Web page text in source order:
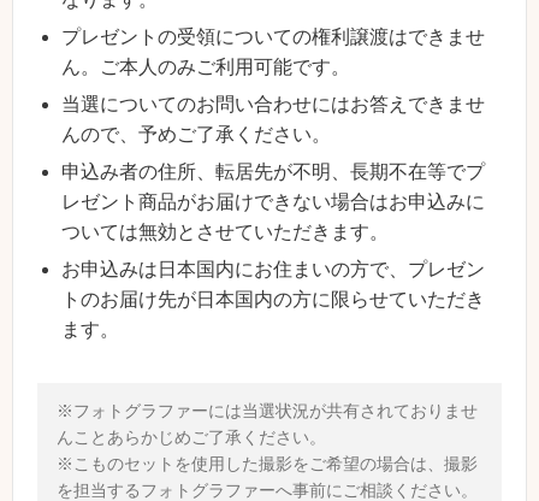
プレゼントの受領についての権利譲渡はできませ
ん。ご本人のみご利用可能です。
当選についてのお問い合わせにはお答えできませ
んので、予めご了承ください。
申込み者の住所、転居先が不明、長期不在等でプ
レゼント商品がお届けできない場合はお申込みに
ついては無効とさせていただきます。
お申込みは日本国内にお住まいの方で、プレゼン
トのお届け先が日本国内の方に限らせていただき
ます。
※フォトグラファーには当選状況が共有されておりませ
んことあらかじめご了承ください。
※こものセットを使用した撮影をご希望の場合は、撮影
を担当するフォトグラファーへ事前にご相談ください。